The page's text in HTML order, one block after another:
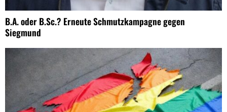
B.A. oder B.Sc.? Erneute Schmutzkampagne gegen
Siegmund